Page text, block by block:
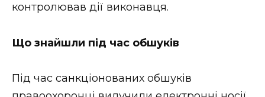
контролював дії виконавця.
Що знайшли під час обшуків
Під час санкціонованих обшуків